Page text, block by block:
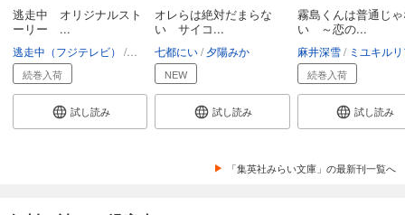
逃走中 オリジナルスト
ーリー ...
逃走中（フジテレビ） 小川彗 kaworu
続巻入荷
試し読み
オレらは絶対だまらな
い サイコ...
七都にい 夕陽みか
NEW
試し読み
霧島くんは普通じ
い ～恋の...
麻井深雪 ミユキル
続巻入荷
試し読み
「集英社みらい文庫」の最新刊一覧へ